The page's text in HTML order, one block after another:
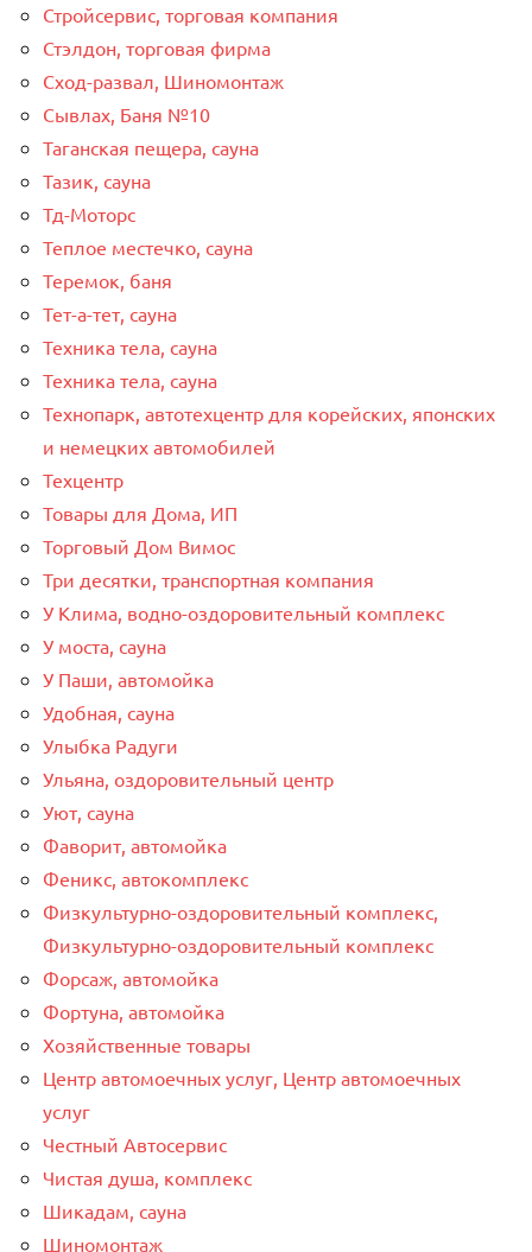
Стройсервис, торговая компания
Стэлдон, торговая фирма
Сход-развал, Шиномонтаж
Сывлах, Баня №10
Таганская пещера, сауна
Тазик, сауна
Тд-Моторс
Теплое местечко, сауна
Теремок, баня
Тет-а-тет, сауна
Техника тела, сауна
Техника тела, сауна
Технопарк, автотехцентр для корейских, японских
и немецких автомобилей
Техцентр
Товары для Дома, ИП
Торговый Дом Вимос
Три десятки, транспортная компания
У Клима, водно-оздоровительный комплекс
У моста, сауна
У Паши, автомойка
Удобная, сауна
Улыбка Радуги
Ульяна, оздоровительный центр
Уют, сауна
Фаворит, автомойка
Феникс, автокомплекс
Физкультурно-оздоровительный комплекс,
Физкультурно-оздоровительный комплекс
Форсаж, автомойка
Фортуна, автомойка
Хозяйственные товары
Центр автомоечных услуг, Центр автомоечных
услуг
Честный Автосервис
Чистая душа, комплекс
Шикадам, сауна
Шиномонтаж